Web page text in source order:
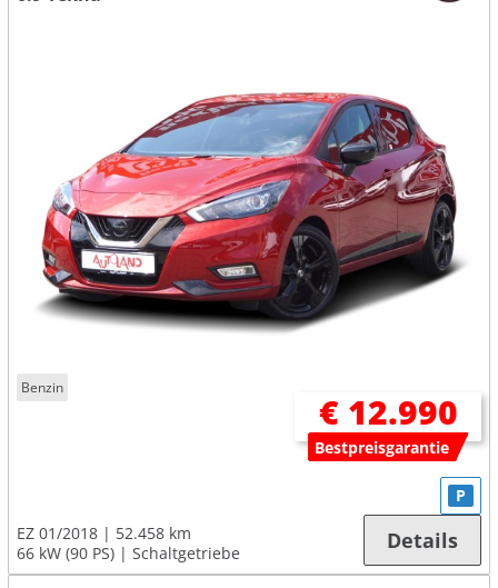
Benzin
€ 12.990
Bestpreisgarantie
EZ 01/2018
52.458 km
66 kW (90 PS)
Schaltgetriebe
P
Details